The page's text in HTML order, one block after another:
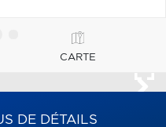
CARTE
DE DÉTAILS